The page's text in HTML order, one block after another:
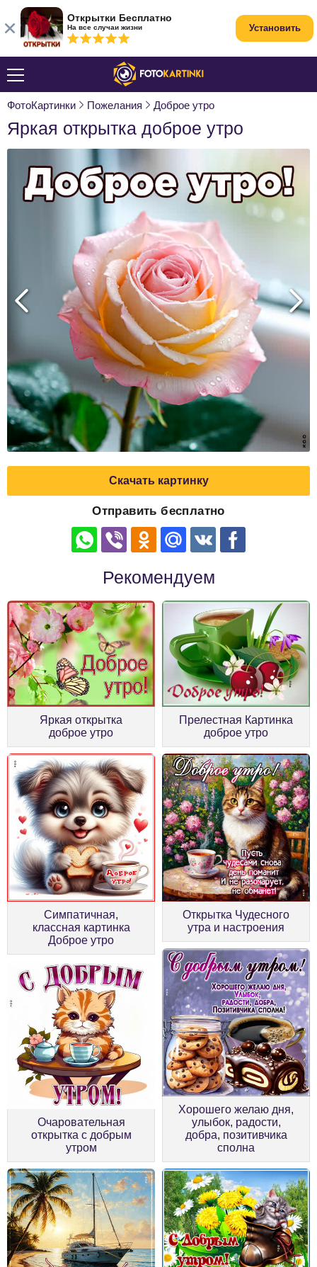
ФотоКартинки Пожелания Доброе утро
Яркая открытка доброе утро
Скачать картинку
Отправить бесплатно
Рекомендуем
Яркая открытка
доброе утро
Прелестная Картинка
доброе утро
Симпатичная,
классная картинка
Доброе утро
Открытка Чудесного
утра и настроения
Очаровательная
открытка с добрым
утром
Хорошего желаю дня,
улыбок, радости,
добра, позитивчика
сполна
Открытки Бесплатно
На все случаи жизни Установить